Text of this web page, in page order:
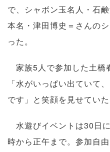
で、シャボン玉名人・石
本名・津田博史＝さんの
った。
家族5人で参加した土橋
「水がいっぱい出ていて
です」と笑顔を見せていた
水遊びイベントは30日
時から正午まで。参加自由